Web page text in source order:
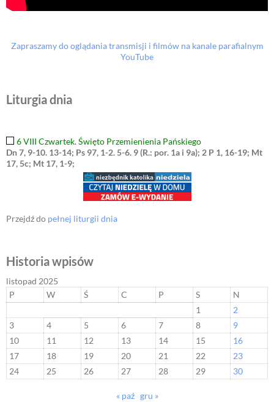
Zapraszamy do oglądania transmisji i filmów na kanale parafialnym
YouTube
Liturgia dnia
6 VIII Czwartek. Święto Przemienienia Pańskiego
Dn 7, 9-10. 13-14; Ps 97, 1-2. 5-6. 9 (R.: por. 1a i 9a); 2 P 1, 16-19; Mt
17, 5c; Mt 17, 1-9;
Przejdź do pełnej liturgii dnia
Historia wpisów
listopad 2025
P
W Ś C P S
N
1
2
3
4 5 6 7 8
9
10
11 12 13 14 15
16
17
18 19 20 21 22
23
24
25 26 27 28 29 30
« paź gru »